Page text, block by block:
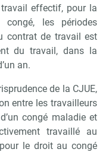
effectif, pour la
les périodes
contrat de travail est
du travail, dans la
an.
de la CJUE,
entre les travailleurs
congé maladie et
travaillé au
le droit au congé